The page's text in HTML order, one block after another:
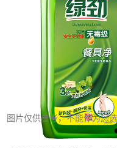
图片仅供参考，不能作为您